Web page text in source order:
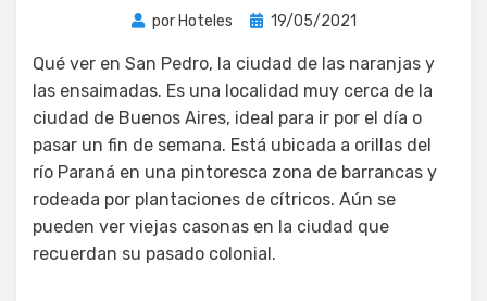
por Hoteles
Publicada
19/05/2021
Qué ver en San Pedro, la ciudad de las naranjas y
las ensaimadas. Es una localidad muy cerca de la
ciudad de Buenos Aires, ideal para ir por el día o
pasar un fin de semana. Está ubicada a orillas del
río Paraná en una pintoresca zona de barrancas y
rodeada por plantaciones de cítricos. Aún se
pueden ver viejas casonas en la ciudad que
recuerdan su pasado colonial.